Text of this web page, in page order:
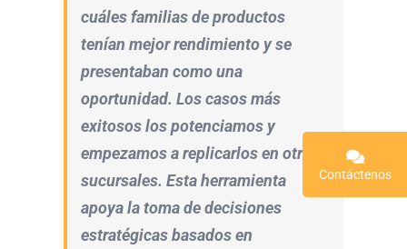
Contáctenos
cuáles familias de productos
tenían mejor rendimiento y se
presentaban como una
oportunidad. Los casos más
exitosos los potenciamos y
empezamos a replicarlos en otras
sucursales. Esta herramienta
apoya la toma de decisiones
estratégicas basados en